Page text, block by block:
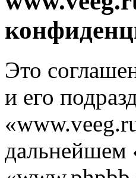
Это
и его
дальнейшем